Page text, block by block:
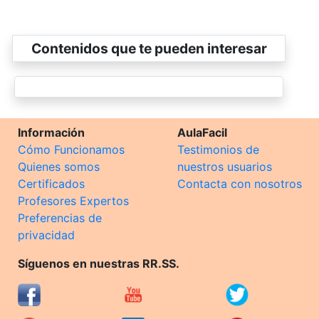
Contenidos que te pueden interesar
Información
Cómo Funcionamos
Quienes somos
Certificados
Profesores Expertos
Preferencias de
privacidad
AulaFacil
Testimonios de
nuestros usuarios
Contacta con nosotros
Síguenos en nuestras RR.SS.